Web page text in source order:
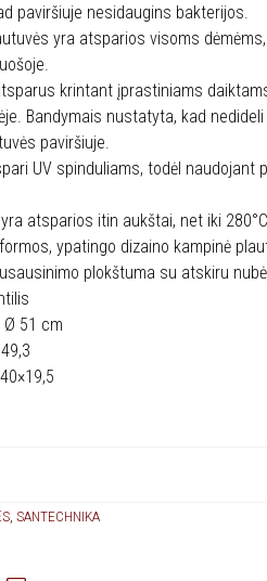
paviršiuje nesidaugins bakterijos.
yra atsparios visoms
krintant įprastiniams
Bandymais nustatyta, kad
paviršiuje.
UV spinduliams, todėl
atsparios itin aukštai, net iki
ypatingo dizaino kampinė
plokštuma su atskiru
Ø 51 cm
, SANTECHNIKA